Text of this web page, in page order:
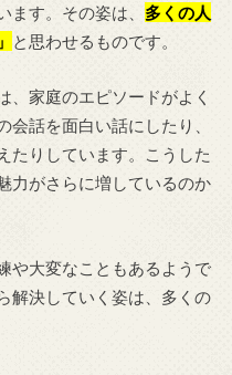
す。その姿は、 多くの人
と思わせるものです。
、家庭のエピソードがよく
話を面白い話にしたり、
たりしています。こうした
力がさらに増しているのか
や大変なこともあるようで
解決していく姿は、多くの